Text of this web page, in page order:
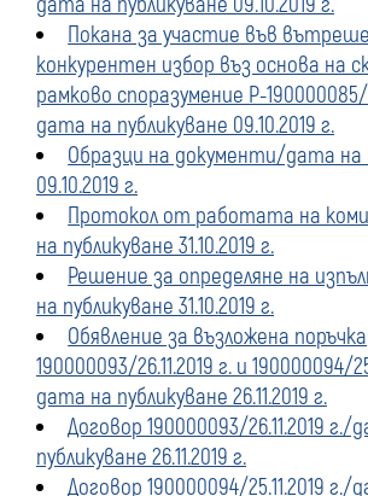
Покана за участие във
конкурентен избор въз основа на
рамково споразумение Р-
дата на публикуване 09.10.2019 г.
Образци на документи/дата на
09.10.2019 г.
Протокол от работата на
на публикуване 31.10.2019 г.
Решение за определяне на
на публикуване 31.10.2019 г.
Обявление за възложена поръчка
190000093/26.11.2019 г. и 190000094/
дата на публикуване 26.11.2019 г.
Договор 190000093/26.11.2019 г./
публикуване 26.11.2019 г.
Договор 190000094/25.11.2019 г./